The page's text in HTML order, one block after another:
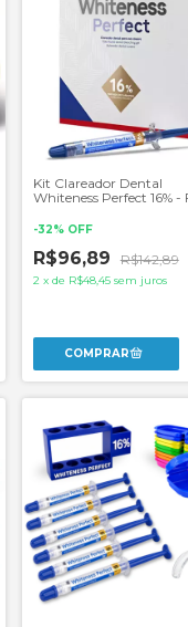
Kit Clareador Dental
Whiteness Perfect 16% -
-32% OFF
R$96,89 R$142,89
2 x de R$48,45 sem juros